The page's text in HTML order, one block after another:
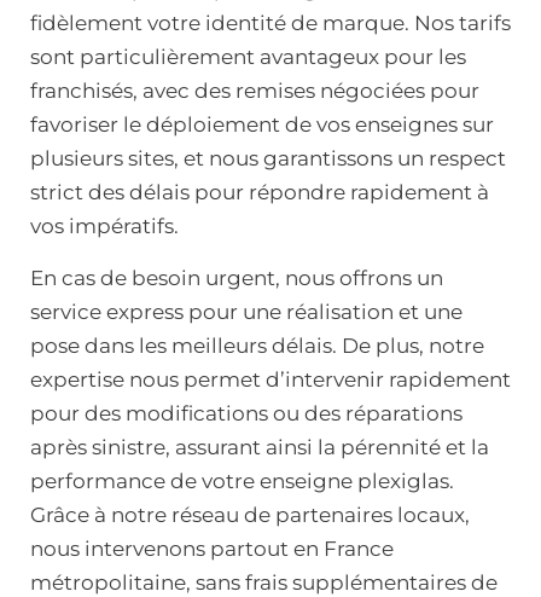
fidèlement votre identité de marque. Nos tarifs
sont particulièrement avantageux pour les
franchisés, avec des remises négociées pour
favoriser le déploiement de vos enseignes sur
plusieurs sites, et nous garantissons un respect
strict des délais pour répondre rapidement à
vos impératifs.
En cas de besoin urgent, nous offrons un
service express pour une réalisation et une
pose dans les meilleurs délais. De plus, notre
expertise nous permet d’intervenir rapidement
pour des modifications ou des réparations
après sinistre, assurant ainsi la pérennité et la
performance de votre enseigne plexiglas.
Grâce à notre réseau de partenaires locaux,
nous intervenons partout en France
métropolitaine, sans frais supplémentaires de